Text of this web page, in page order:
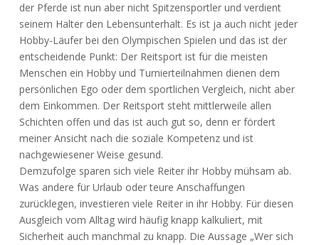
der Pferde ist nun aber nicht Spitzensportler und verdient
seinem Halter den Lebensunterhalt. Es ist ja auch nicht jeder
Hobby-Läufer bei den Olympischen Spielen und das ist der
entscheidende Punkt: Der Reitsport ist für die meisten
Menschen ein Hobby und Turnierteilnahmen dienen dem
persönlichen Ego oder dem sportlichen Vergleich, nicht aber
dem Einkommen. Der Reitsport steht mittlerweile allen
Schichten offen und das ist auch gut so, denn er fördert
meiner Ansicht nach die soziale Kompetenz und ist
nachgewiesener Weise gesund.
Demzufolge sparen sich viele Reiter ihr Hobby mühsam ab.
Was andere für Urlaub oder teure Anschaffungen
zurücklegen, investieren viele Reiter in ihr Hobby. Für diesen
Ausgleich vom Alltag wird häufig knapp kalkuliert, mit
Sicherheit auch manchmal zu knapp. Die Aussage „Wer sich